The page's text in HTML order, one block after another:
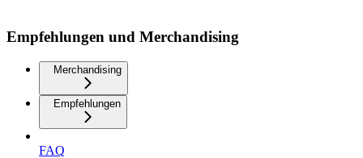
Empfehlungen und Merchandising
Merchandising
Empfehlungen
FAQ